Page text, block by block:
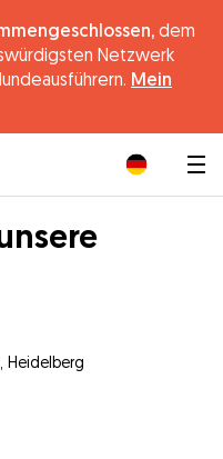
dem
Netzwerk
Mein
Heidelberg